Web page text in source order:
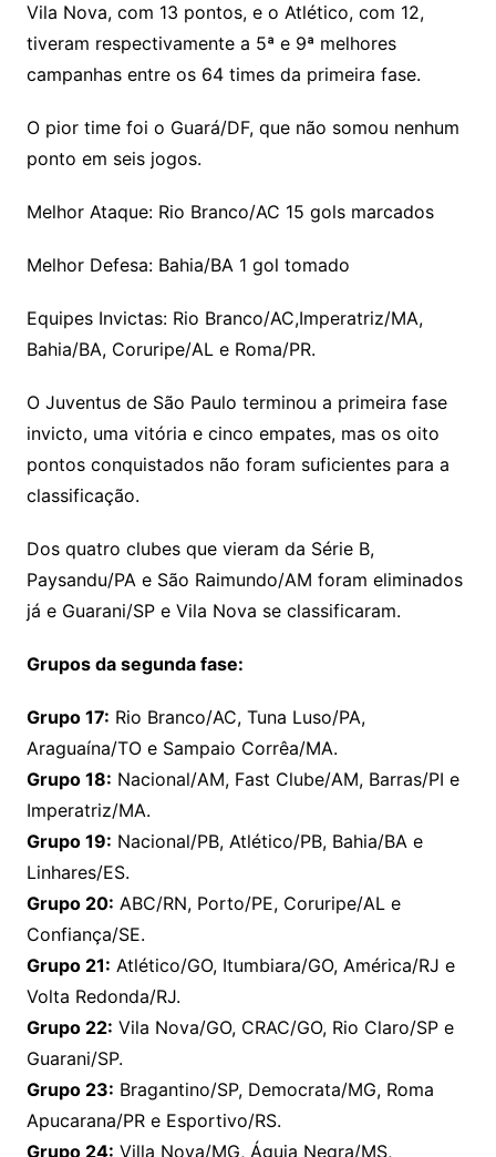
Vila Nova, com 13 pontos, e o Atlético, com 12,
tiveram respectivamente a 5ª e 9ª melhores
campanhas entre os 64 times da primeira fase.
O pior time foi o Guará/DF, que não somou nenhum
ponto em seis jogos.
Melhor Ataque: Rio Branco/AC 15 gols marcados
Melhor Defesa: Bahia/BA 1 gol tomado
Equipes Invictas: Rio Branco/AC,Imperatriz/MA,
Bahia/BA, Coruripe/AL e Roma/PR.
O Juventus de São Paulo terminou a primeira fase
invicto, uma vitória e cinco empates, mas os oito
pontos conquistados não foram suficientes para a
classificação.
Dos quatro clubes que vieram da Série B,
Paysandu/PA e São Raimundo/AM foram eliminados
já e Guarani/SP e Vila Nova se classificaram.
Grupos da segunda fase:
Grupo 17: Rio Branco/AC, Tuna Luso/PA,
Araguaína/TO e Sampaio Corrêa/MA.
Grupo 18: Nacional/AM, Fast Clube/AM, Barras/PI e
Imperatriz/MA.
Grupo 19: Nacional/PB, Atlético/PB, Bahia/BA e
Linhares/ES.
Grupo 20: ABC/RN, Porto/PE, Coruripe/AL e
Confiança/SE.
Grupo 21: Atlético/GO, Itumbiara/GO, América/RJ e
Volta Redonda/RJ.
Grupo 22: Vila Nova/GO, CRAC/GO, Rio Claro/SP e
Guarani/SP.
Grupo 23: Bragantino/SP, Democrata/MG, Roma
Apucarana/PR e Esportivo/RS.
Grupo 24: Villa Nova/MG, Águia Negra/MS,